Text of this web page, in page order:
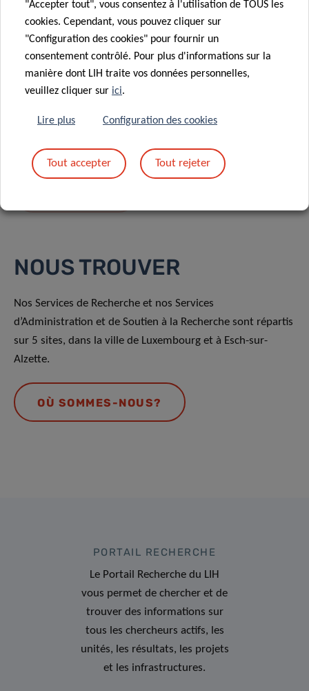
En envoyant votre message, vous acceptez
NOUS TROUVER
Nos Services de Recherche et nos Services
d’Administration et de Soutien à la Recherche sont répartis
sur 5 sites, dans la ville de Luxembourg et à Esch-sur-
Alzette.
OÙ SOMMES-NOUS?
PORTAIL RECHERCHE
Le Portail Recherche du LIH
vous permet de chercher et de
trouver des informations sur
tous les chercheurs actifs, les
unités, les résultats, les projets
et les infrastructures.
"Accepter tout", vous consentez à l'utilisation de TOUS les
cookies. Cependant, vous pouvez cliquer sur
"Configuration des cookies" pour fournir un
consentement contrôlé. Pour plus d'informations sur la
manière dont LIH traite vos données personnelles,
veuillez cliquer sur ici.
Lire plus Configuration des cookies
Tout accepter Tout rejeter